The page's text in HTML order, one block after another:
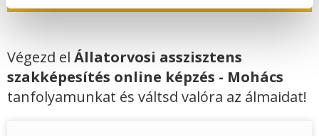
Végezd el Állatorvosi asszisztens
szakképesítés online képzés - Mohács
tanfolyamunkat és váltsd valóra az álmaidat!